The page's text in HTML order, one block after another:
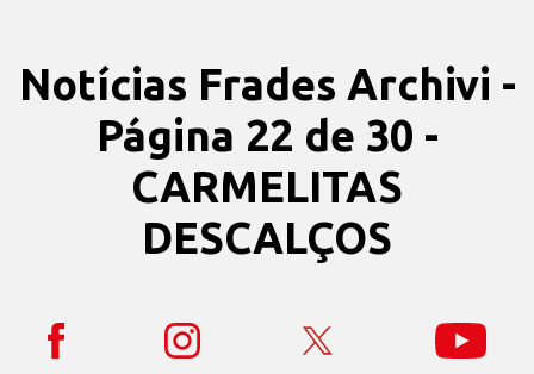
Notícias Frades Archivi -
Página 22 de 30 -
CARMELITAS
DESCALÇOS